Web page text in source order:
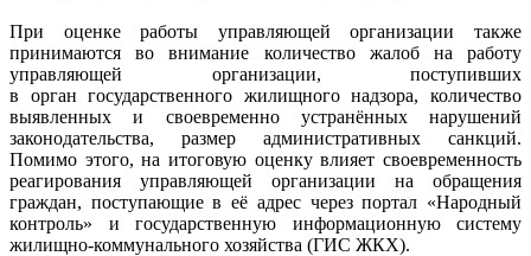
При оценке работы управляющей организации также
принимаются во внимание количество жалоб на работу
управляющей организации, поступивших
в орган государственного жилищного надзора, количество
выявленных и своевременно устранённых нарушений
законодательства, размер административных санкций.
Помимо этого, на итоговую оценку влияет своевременность
реагирования управляющей организации на обращения
граждан, поступающие в её адрес через портал «Народный
контроль» и государственную информационную систему
жилищно-коммунального хозяйства (ГИС ЖКХ).